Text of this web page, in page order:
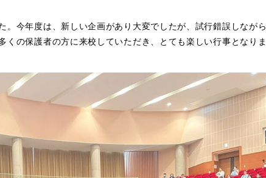
。今年度は、新しい企画があり大変でしたが、試行錯誤しながら
くの保護者の方に来校していただき、とても楽しい行事となりま